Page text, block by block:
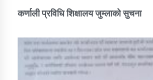
कर्णाली प्रविधि शिक्षालय जुम्लाको सुचना